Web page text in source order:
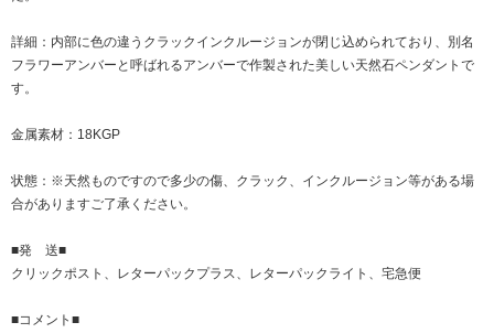
詳細：内部に色の違うクラックインクルージョンが閉じ込められており、別名
フラワーアンバーと呼ばれるアンバーで作製された美しい天然石ペンダントで
す。
金属素材：18KGP
状態：※天然ものですので多少の傷、クラック、インクルージョン等がある場
合がありますご了承ください。
■発 送■
クリックポスト、レターパックプラス、レターパックライト、宅急便
■コメント■